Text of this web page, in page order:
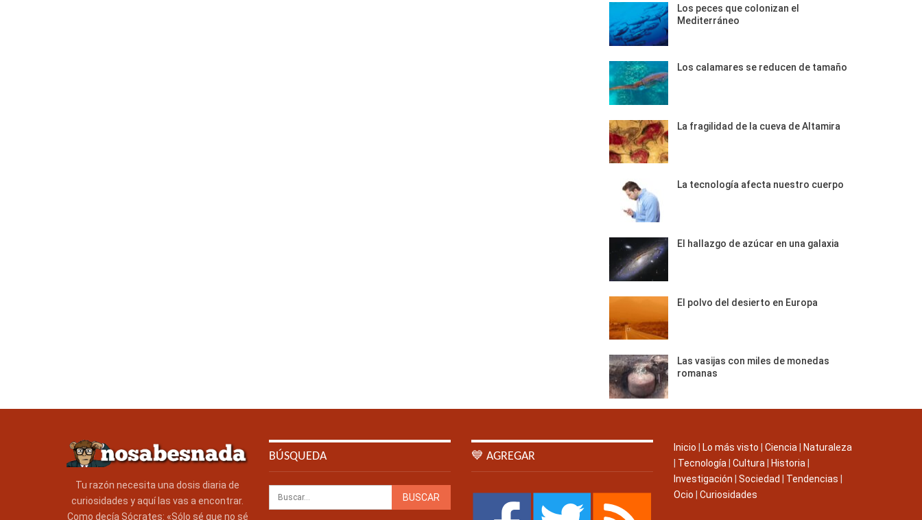
Los peces que colonizan el
Mediterráneo
Los calamares se reducen de tamaño
La fragilidad de la cueva de Altamira
La tecnología afecta nuestro cuerpo
El hallazgo de azúcar en una galaxia
El polvo del desierto en Europa
Las vasijas con miles de monedas
romanas
Tu razón necesita una dosis diaria de
curiosidades y aquí las vas a encontrar.
Como decía Sócrates: «Sólo sé que no sé
BÚSQUEDA 💙 AGREGAR
Inicio Lo más visto Ciencia
Naturaleza
Tecnología Cultura Historia
Investigación
Sociedad Tendencias
Ocio
Curiosidades